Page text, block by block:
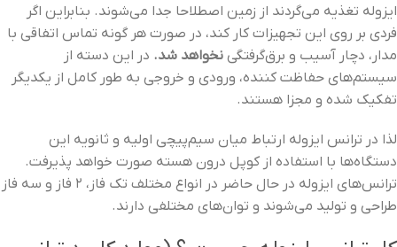
ایزوله تغذیه می‌گردند از زمین اصطلاحا جدا می‌شوند. بنابراین اگر
فردی بر روی این تجهیزات کار کند، در صورت هر گونه تماس اتفاقی با
مدار، دچار آسیب و برق‌گرفتگی نخواهد شد. در این دسته از
سیستم‌های حفاظت کننده، ورودی و خروجی به‌ طور کامل از یکدیگر
تفکیک‌ شده و مجزا هستند.
لذا در ترانس ایزوله ارتباط میان سیم‌پیچی اولیه و ثانویه این
دستگاه‌ها با استفاده از کوپل درون هسته صورت خواهد پذیرفت.
ترانس‌های ایزوله در حال حاضر در انواع مختلف تک‌ فاز، ۲ فاز و سه‌ فاز
طراحی و تولید می‌شوند و توان‌های مختلفی دارند.